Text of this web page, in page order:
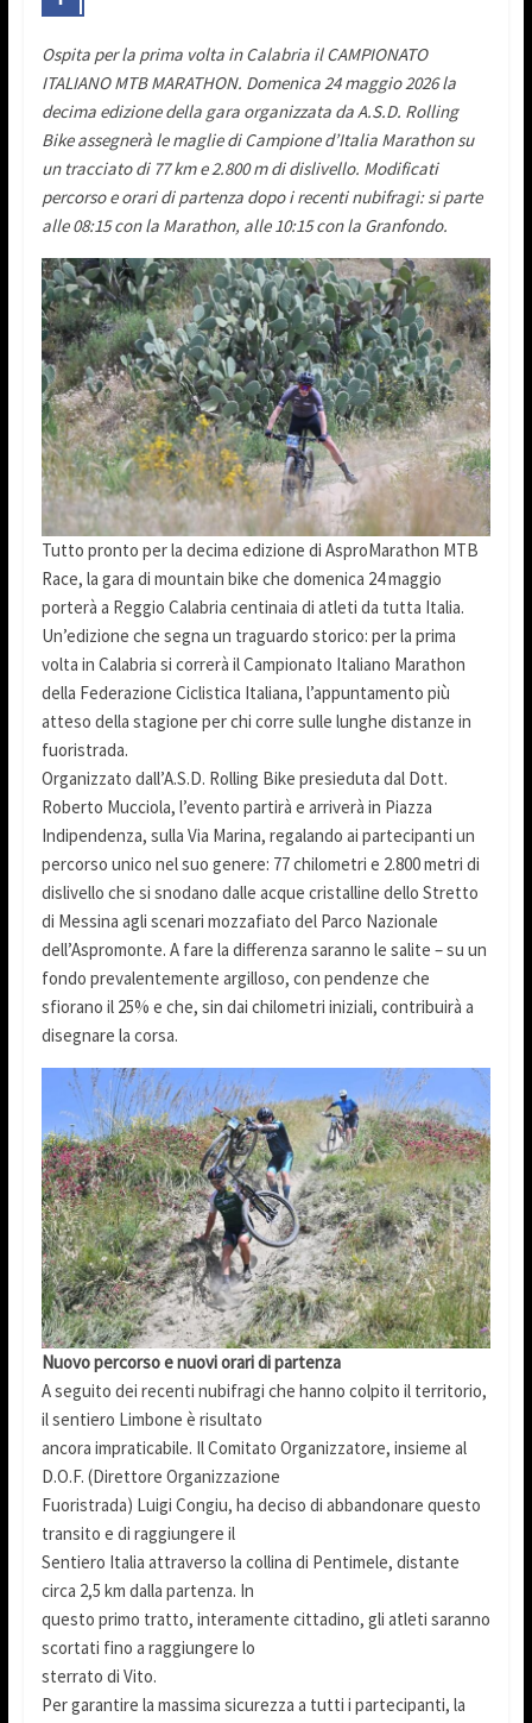
Ospita per la prima volta in Calabria il CAMPIONATO
ITALIANO MTB MARATHON. Domenica 24 maggio 2026 la
decima edizione della gara organizzata da A.S.D. Rolling
Bike assegnerà le maglie di Campione d’Italia Marathon su
un tracciato di 77 km e 2.800 m di dislivello. Modificati
percorso e orari di partenza dopo i recenti nubifragi: si parte
alle 08:15 con la Marathon, alle 10:15 con la Granfondo.
Tutto pronto per la decima edizione di AsproMarathon MTB
Race, la gara di mountain bike che domenica 24 maggio
porterà a Reggio Calabria centinaia di atleti da tutta Italia.
Un’edizione che segna un traguardo storico: per la prima
volta in Calabria si correrà il Campionato Italiano Marathon
della Federazione Ciclistica Italiana, l’appuntamento più
atteso della stagione per chi corre sulle lunghe distanze in
fuoristrada.
Organizzato dall’A.S.D. Rolling Bike presieduta dal Dott.
Roberto Mucciola, l’evento partirà e arriverà in Piazza
Indipendenza, sulla Via Marina, regalando ai partecipanti un
percorso unico nel suo genere: 77 chilometri e 2.800 metri di
dislivello che si snodano dalle acque cristalline dello Stretto
di Messina agli scenari mozzafiato del Parco Nazionale
dell’Aspromonte. A fare la differenza saranno le salite – su un
fondo prevalentemente argilloso, con pendenze che
sfiorano il 25% e che, sin dai chilometri iniziali, contribuirà a
disegnare la corsa.
Nuovo percorso e nuovi orari di partenza
A seguito dei recenti nubifragi che hanno colpito il territorio,
il sentiero Limbone è risultato
ancora impraticabile. Il Comitato Organizzatore, insieme al
D.O.F. (Direttore Organizzazione
Fuoristrada) Luigi Congiu, ha deciso di abbandonare questo
transito e di raggiungere il
Sentiero Italia attraverso la collina di Pentimele, distante
circa 2,5 km dalla partenza. In
questo primo tratto, interamente cittadino, gli atleti saranno
scortati fino a raggiungere lo
sterrato di Vito.
Per garantire la massima sicurezza a tutti i partecipanti, la